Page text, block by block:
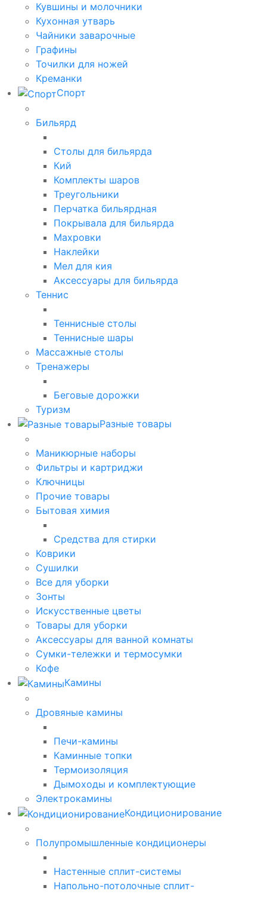
Кувшины и молочники
Кухонная утварь
Чайники заварочные
Графины
Точилки для ножей
Креманки
Спорт
Бильярд
Столы для бильярда
Кий
Комплекты шаров
Треугольники
Перчатка бильярдная
Покрывала для бильярда
Махровки
Наклейки
Мел для кия
Аксессуары для бильярда
Теннис
Теннисные столы
Теннисные шары
Массажные столы
Тренажеры
Беговые дорожки
Туризм
Разные товары
Маникюрные наборы
Фильтры и картриджи
Ключницы
Прочие товары
Бытовая химия
Средства для стирки
Коврики
Сушилки
Все для уборки
Зонты
Искусственные цветы
Товары для уборки
Аксессуары для ванной комнаты
Сумки-тележки и термосумки
Кофе
Камины
Дровяные камины
Печи-камины
Каминные топки
Термоизоляция
Дымоходы и комплектующие
Электрокамины
Кондиционирование
Полупромышленные кондиционеры
Настенные сплит-системы
Напольно-потолочные сплит-